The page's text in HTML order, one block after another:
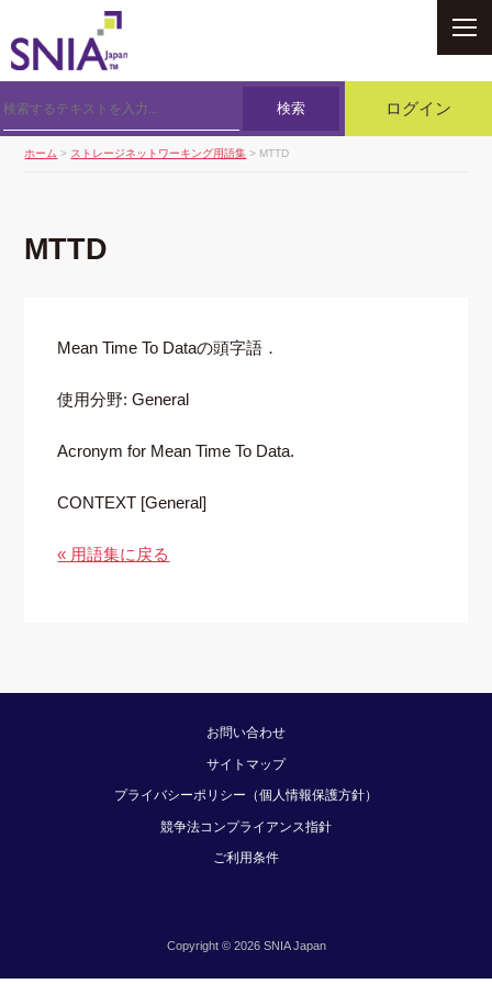
検索 ログイン
ホーム > ストレージネットワーキング用語集 > MTTD
MTTD
Mean Time To Dataの頭字語．
使用分野: General
Acronym for Mean Time To Data.
CONTEXT [General]
« 用語集に戻る
お問い合わせ
サイトマップ
プライバシーポリシー（個人情報保護方針）
競争法コンプライアンス指針
ご利用条件
Copyright © 2026 SNIA Japan